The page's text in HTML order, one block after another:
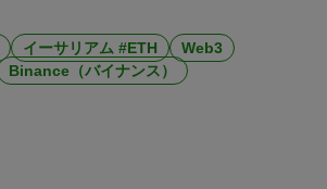
イーサリアム #ETH
Web3
Binance（バイナンス）